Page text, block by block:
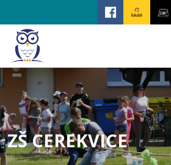
ZŠ CEREKVICE